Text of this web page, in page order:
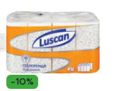
-10%